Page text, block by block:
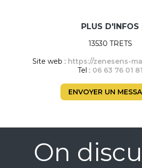
PLUS D'INFOS
13530 TRETS
Site web : https://zenesens-
Tel : 06 63 76 01 81
ENVOYER UN
On